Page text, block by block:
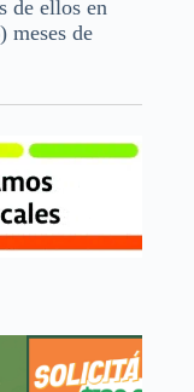
de ellos en
meses de